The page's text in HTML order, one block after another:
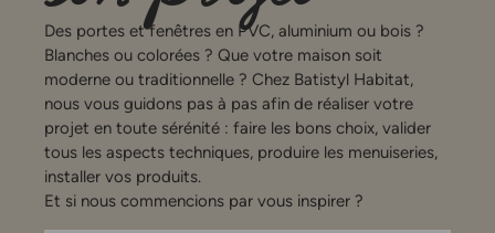
Des portes et fenêtres en PVC, aluminium ou bois ?
Blanches ou colorées ? Que votre maison soit
moderne ou traditionnelle ? Chez Batistyl Habitat,
nous vous guidons pas à pas afin de réaliser votre
projet en toute sérénité : faire les bons choix, valider
tous les aspects techniques, produire les menuiseries,
installer vos produits.
Et si nous commencions par vous inspirer ?